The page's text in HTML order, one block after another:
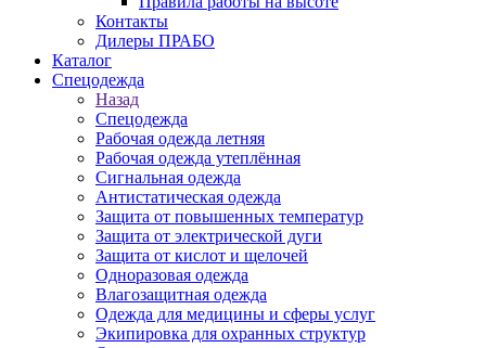
Контакты
Дилеры ПРАБО
Каталог
Спецодежда
Назад
Спецодежда
Рабочая одежда летняя
Рабочая одежда утеплённая
Сигнальная одежда
Антистатическая одежда
Защита от повышенных температур
Защита от электрической дуги
Защита от кислот и щелочей
Одноразовая одежда
Влагозащитная одежда
Одежда для медицины и сферы услуг
Экипировка для охранных структур